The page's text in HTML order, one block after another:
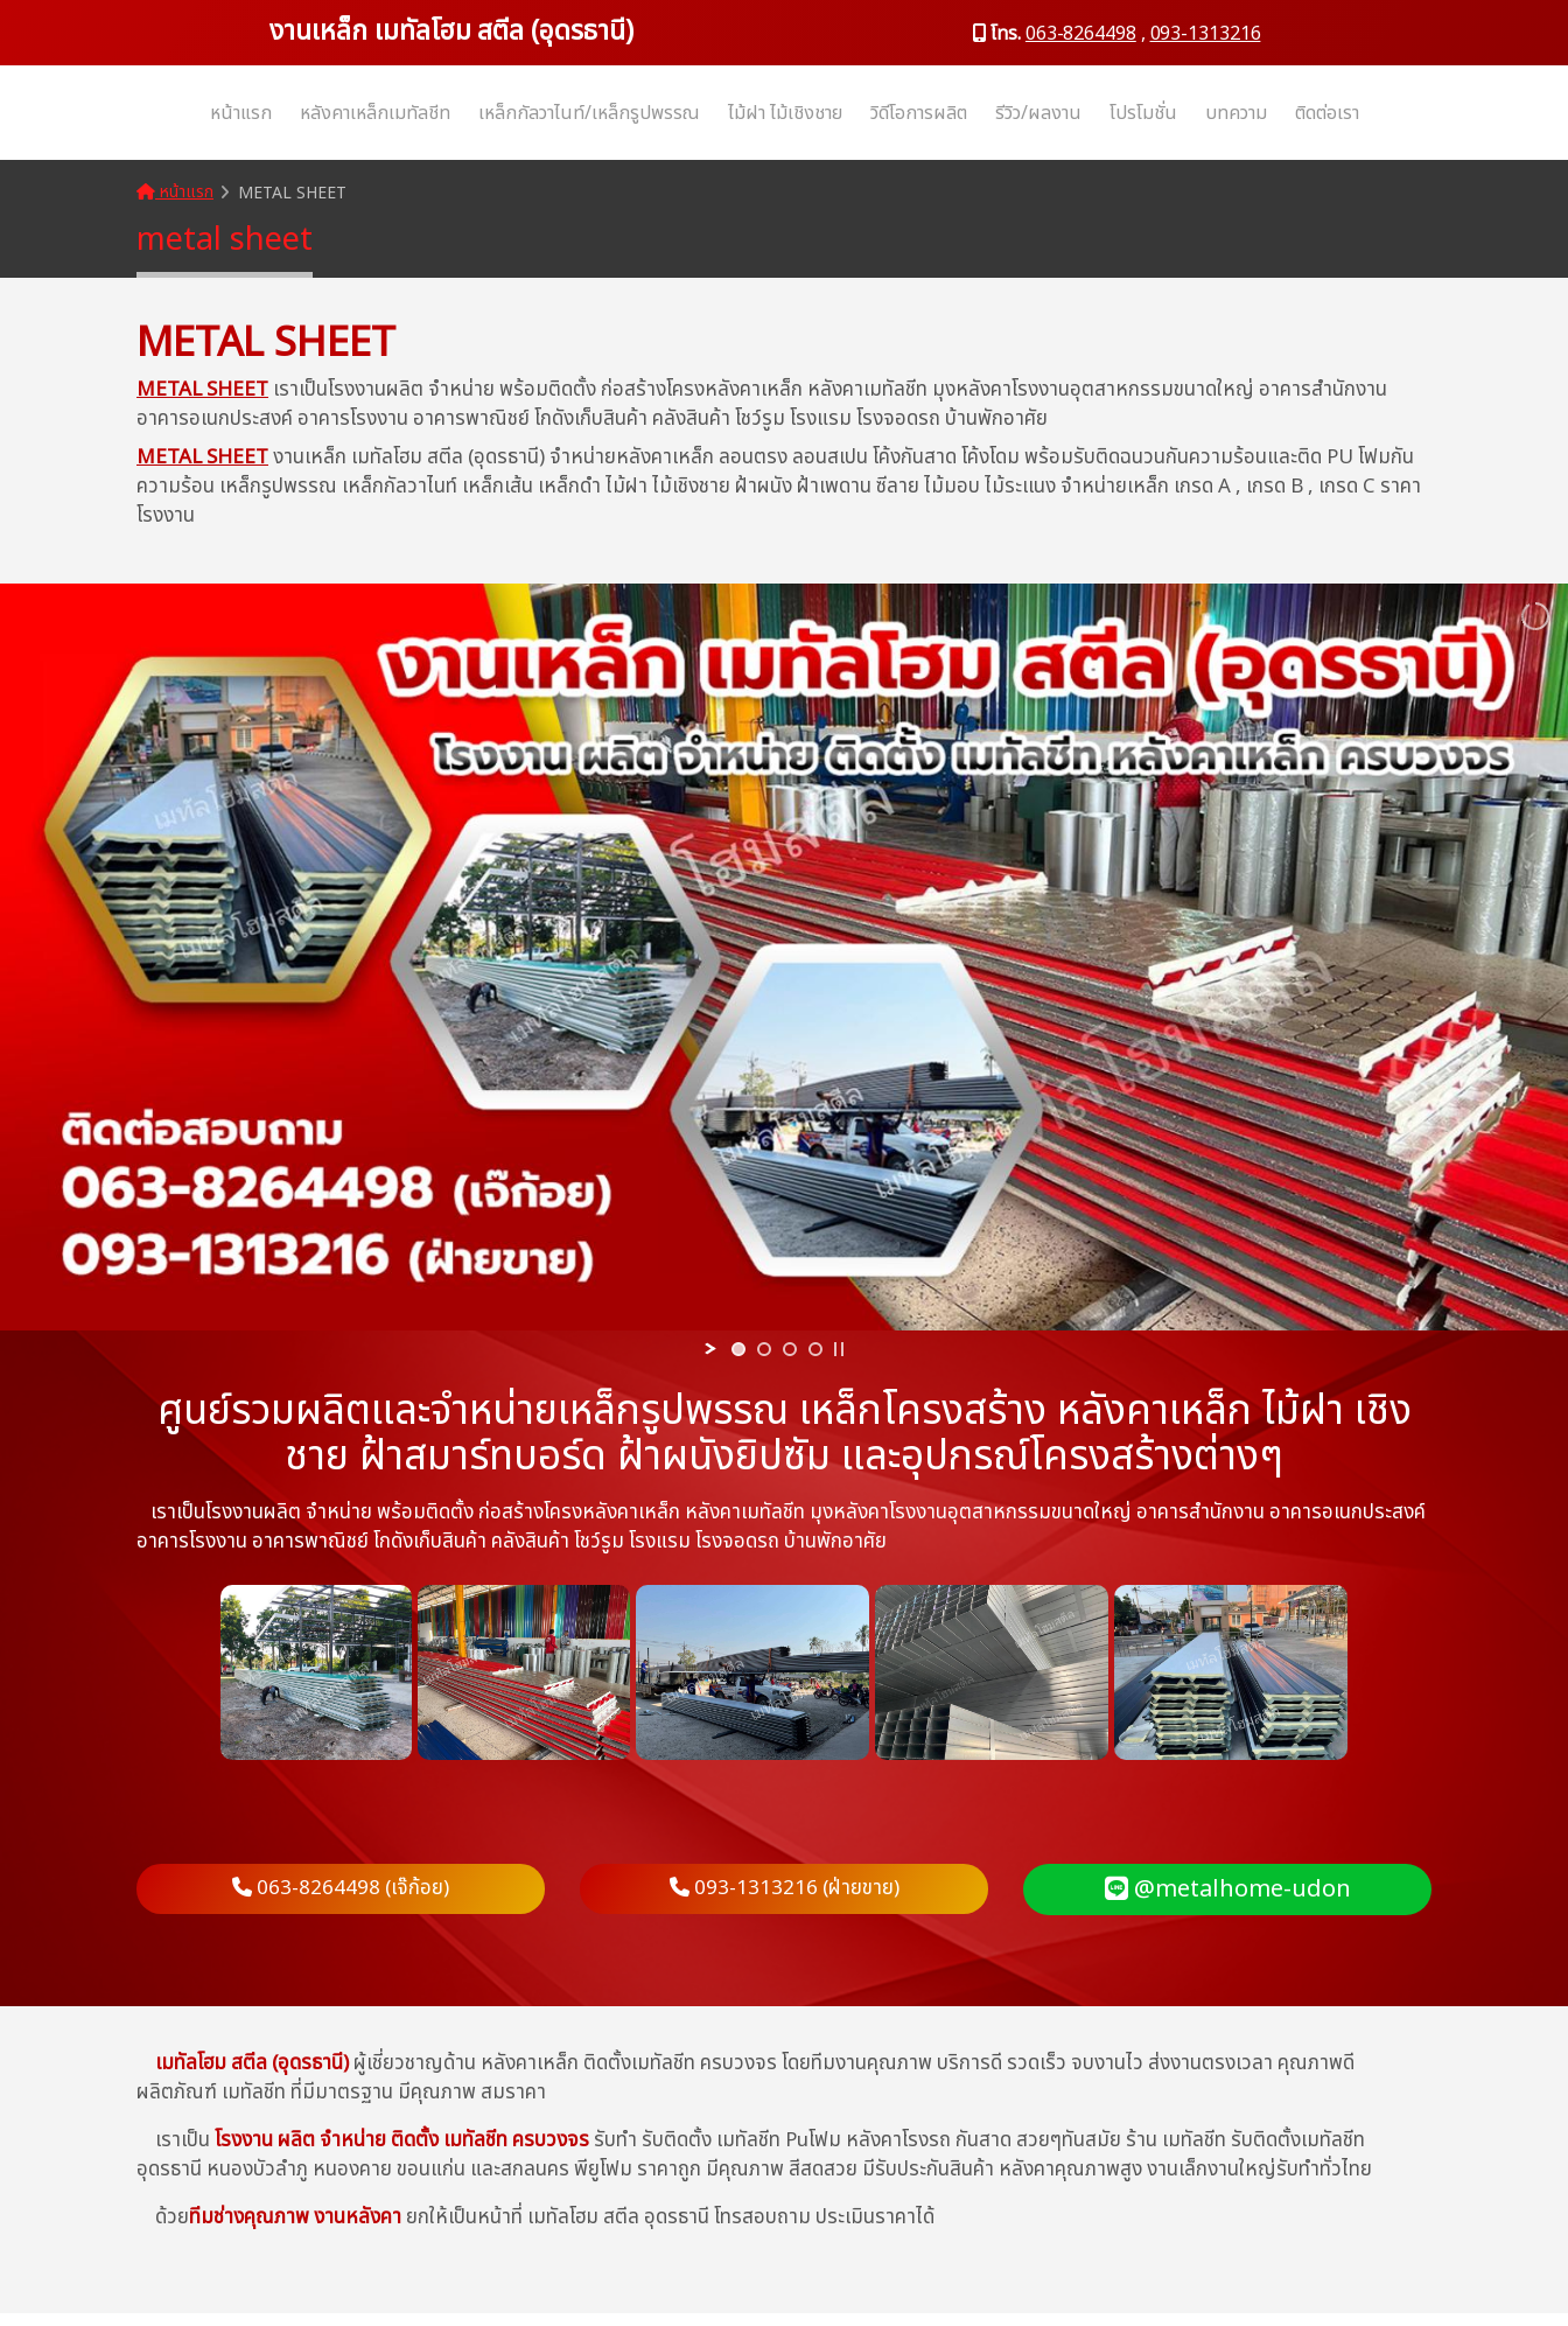
งานเหล็ก เมทัลโฮม สตีล (อุดรธานี) โทร.063-8264498,093-1313216
หน้าแรก หลังคาเหล็กเมทัลชีท เหล็กกัลวาไนท์/เหล็กรูปพรรณ ไม้ฝา ไม้เชิงชาย วิดีโอการผลิต รีวิว/ผลงาน โปรโมชั่น บทความ ติดต่อเรา
หน้าแรก METAL SHEET
metal sheet
METAL SHEET
METAL SHEET เราเป็นโรงงานผลิต จำหน่าย พร้อมติดตั้ง ก่อสร้างโครงหลังคาเหล็ก หลังคาเมทัลชีท มุงหลังคาโรงงานอุตสาหกรรมขนาดใหญ่ อาคารสำนักงาน
อาคารอเนกประสงค์ อาคารโรงงาน อาคารพาณิชย์ โกดังเก็บสินค้า คลังสินค้า โชว์รูม โรงแรม โรงจอดรถ บ้านพักอาศัย
METAL SHEETงานเหล็ก เมทัลโฮม สตีล (อุดรธานี) จำหน่ายหลังคาเหล็ก ลอนตรง ลอนสเปน โค้งกันสาด โค้งโดม พร้อมรับติดฉนวนกันความร้อนและติด PU โฟมกัน
ความร้อน เหล็กรูปพรรณ เหล็กกัลวาไนท์ เหล็กเส้น เหล็กดำ ไม้ฝา ไม้เชิงชาย ฝ้าผนัง ฝ้าเพดาน ซีลาย ไม้มอบ ไม้ระเเนง จำหน่ายเหล็ก เกรด A , เกรด B , เกรด C ราคา
โรงงาน
ศูนย์รวมผลิตและจำหน่ายเหล็กรูปพรรณ เหล็กโครงสร้าง หลังคาเหล็ก ไม้ฝา เชิง
ชาย ฝ้าสมาร์ทบอร์ด ฝ้าผนังยิปซัม และอุปกรณ์โครงสร้างต่างๆ
เราเป็นโรงงานผลิต จำหน่าย พร้อมติดตั้ง ก่อสร้างโครงหลังคาเหล็ก หลังคาเมทัลชีท มุงหลังคาโรงงานอุตสาหกรรมขนาดใหญ่ อาคารสำนักงาน อาคารอเนกประสงค์
อาคารโรงงาน อาคารพาณิชย์ โกดังเก็บสินค้า คลังสินค้า โชว์รูม โรงแรม โรงจอดรถ บ้านพักอาศัย
063-8264498 (เจ๊ก้อย) 093-1313216 (ฝ่ายขาย) @metalhome-udon
เมทัลโฮม สตีล (อุดรธานี)ผู้เชี่ยวชาญด้าน หลังคาเหล็ก ติดตั้งเมทัลชีท ครบวงจร โดยทีมงานคุณภาพ บริการดี รวดเร็ว จบงานไว ส่งงานตรงเวลา คุณภาพดี
ผลิตภัณฑ์ เมทัลชีท ที่มีมาตรฐาน มีคุณภาพ สมราคา
เราเป็นโรงงาน ผลิต จำหน่าย ติดตั้ง เมทัลชีท ครบวงจรรับทำ รับติดตั้ง เมทัลชีท Puโฟม หลังคาโรงรถ กันสาด สวยๆทันสมัย ร้าน เมทัลชีท รับติดตั้งเมทัลชีท
อุดรธานี หนองบัวลำภู หนองคาย ขอนแก่น และสกลนคร พียูโฟม ราคาถูก มีคุณภาพ สีสดสวย มีรับประกันสินค้า หลังคาคุณภาพสูง งานเล็กงานใหญ่รับทำทั่วไทย
ด้วยทีมช่างคุณภาพ งานหลังคายกให้เป็นหน้าที่ เมทัลโฮม สตีล อุดรธานี โทรสอบถาม ประเมินราคาได้